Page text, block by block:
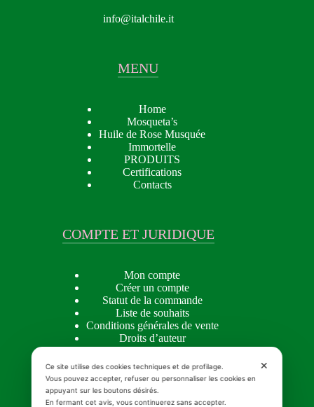
info@italchile.it
MENU
Home
Mosqueta’s
Huile de Rose Musquée
Immortelle
PRODUITS
Certifications
Contacts
COMPTE ET JURIDIQUE
Mon compte
Créer un compte
Statut de la commande
Liste de souhaits
Conditions générales de vente
Droits d’auteur
Privacy policy
Cookie Policy
✕
Ce site utilise des cookies techniques et de profilage.
Vous pouvez accepter, refuser ou personnaliser les cookies en
appuyant sur les boutons désirés.
En fermant cet avis, vous continuerez sans accepter.